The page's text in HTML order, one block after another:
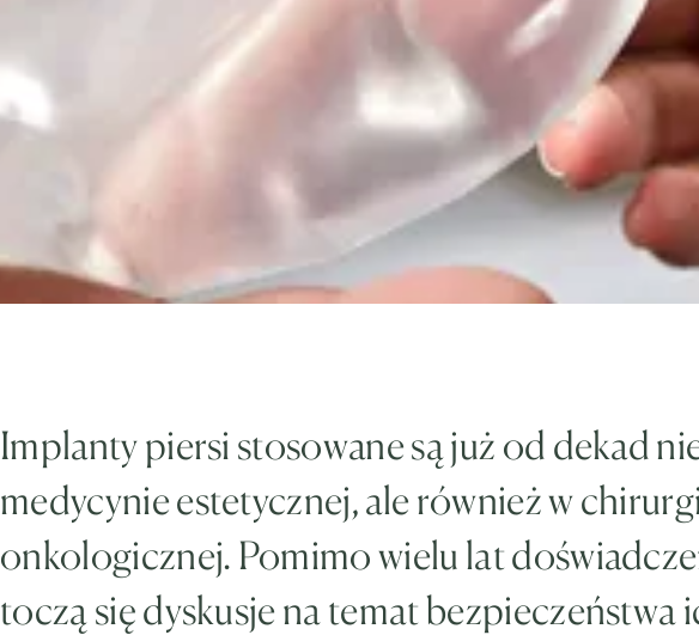
Implanty piersi stosowane są już od dekad
medycynie estetycznej, ale również w
onkologicznej. Pomimo wielu lat
toczą się dyskusje na temat bezpieczeństwa